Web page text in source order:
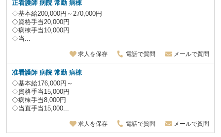
正看護師 病院 常勤 病棟
◇基本給200,000円～270,000円
◇資格手当20,000円
◇病棟手当10,000円
◇当...
求人を保存 電話で質問 メールで質問
准看護師 病院 常勤 病棟
◇基本給176,000円～
◇資格手当15,000円
◇病棟手当8,000円
◇当直手当15,000...
求人を保存 電話で質問 メールで質問